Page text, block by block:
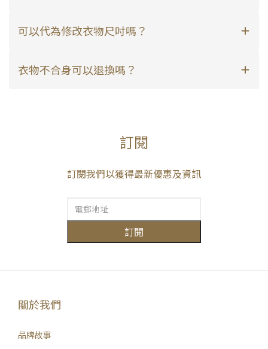
可以代為修改衣物尺吋嗎？
衣物不合身可以退換嗎？
訂閱
訂閱我們以獲得最新優惠及資訊
訂閱
關於我們
品牌故事